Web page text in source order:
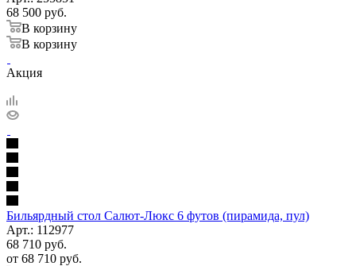
68 500 руб.
В корзину
В корзину
Акция
Бильярдный стол Салют-Люкс 6 футов (пирамида, пул)
Арт.: 112977
68 710 руб.
от 68 710 руб.